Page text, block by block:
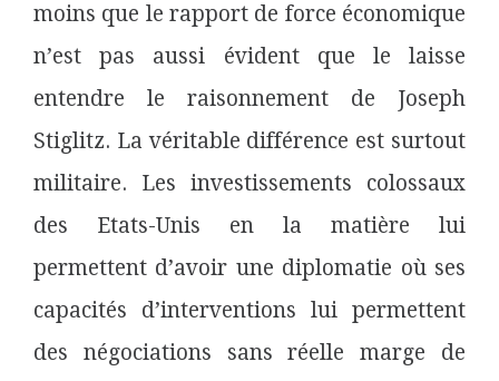
moins que le rapport de force économique
n’est pas aussi évident que le laisse
entendre le raisonnement de Joseph
Stiglitz. La véritable différence est surtout
militaire. Les investissements colossaux
des Etats-Unis en la matière lui
permettent d’avoir une diplomatie où ses
capacités d’interventions lui permettent
des négociations sans réelle marge de